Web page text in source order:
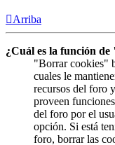
Arriba
¿Cuál es la función
"Borrar cookies"
cuales le
recursos del foro
proveen
del foro por el
opción. Si está
foro, borrar las